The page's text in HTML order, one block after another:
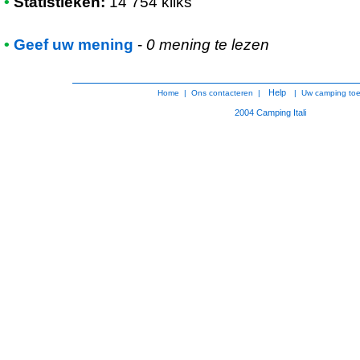
• Geef uw mening - 0 mening te lezen
Home | Ons contacteren | Help | Uw camping
2004 Camping Itali